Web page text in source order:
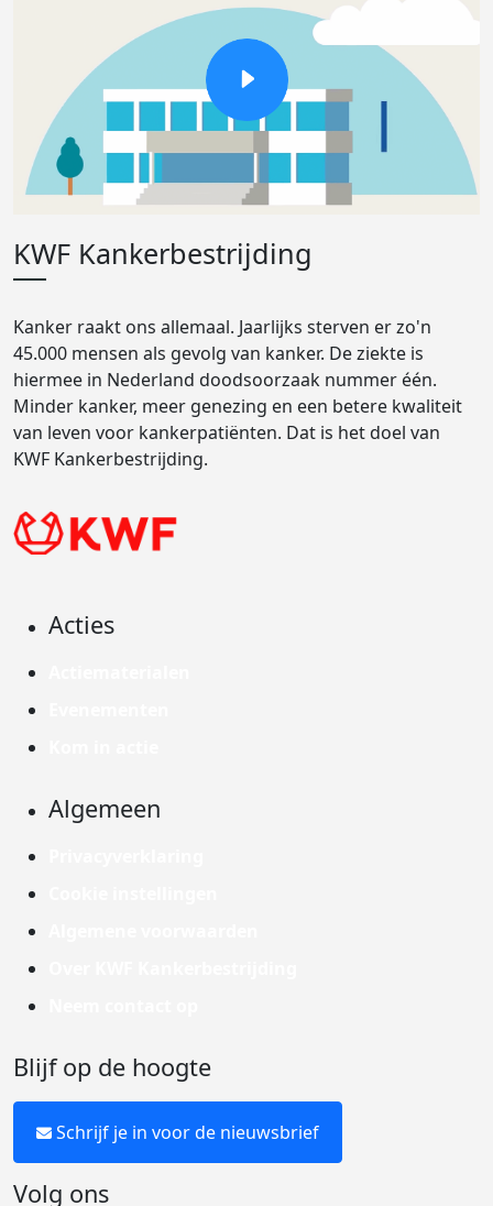
KWF Kankerbestrijding
Kanker raakt ons allemaal. Jaarlijks sterven er zo'n
45.000 mensen als gevolg van kanker. De ziekte is
hiermee in Nederland doodsoorzaak nummer één.
Minder kanker, meer genezing en een betere kwaliteit
van leven voor kankerpatiënten. Dat is het doel van
KWF Kankerbestrijding.
Acties
Algemeen
Blijf op de hoogte
Schrijf je in voor de nieuwsbrief
Volg ons